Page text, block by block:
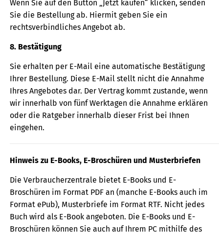
Wenn Sie auf den Button „Jetzt kaufen“ klicken, senden
Sie die Bestellung ab. Hiermit geben Sie ein
rechtsverbindliches Angebot ab.
8. Bestätigung
Sie erhalten per E-Mail eine automatische Bestätigung
Ihrer Bestellung. Diese E-Mail stellt nicht die Annahme
Ihres Angebotes dar. Der Vertrag kommt zustande, wenn
wir innerhalb von fünf Werktagen die Annahme erklären
oder die Ratgeber innerhalb dieser Frist bei Ihnen
eingehen.
Hinweis zu E-Books, E-Broschüren und Musterbriefen
Die Verbraucherzentrale bietet E-Books und E-
Broschüren im Format PDF an (manche E-Books auch im
Format ePub), Musterbriefe im Format RTF. Nicht jedes
Buch wird als E-Book angeboten. Die E-Books und E-
Broschüren können Sie auch auf Ihrem PC mithilfe des